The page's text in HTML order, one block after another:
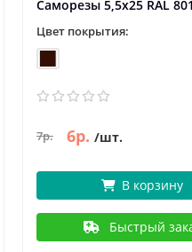
Саморезы 5,5х25 RAL
Цвет покрытия:
7р. 6р. /шт.
В корзину
Быстрый